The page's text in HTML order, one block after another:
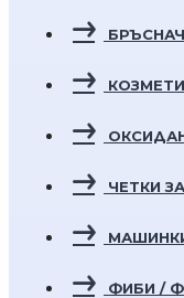
БРЪСНАЧ
ЧЕТКИ
ФИБИ /